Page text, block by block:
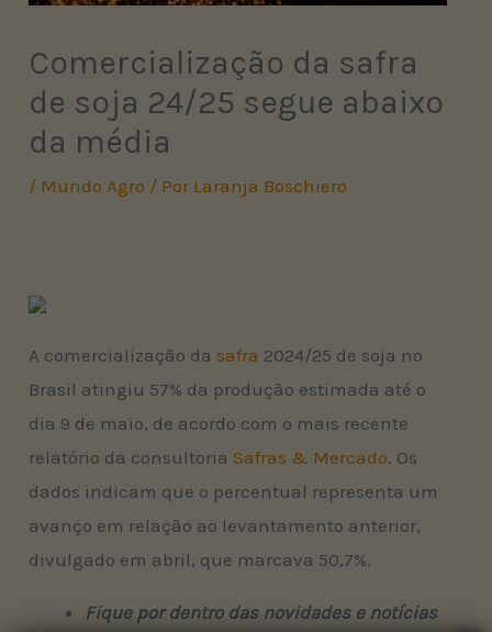
Comercialização da safra
de soja 24/25 segue abaixo
da média
/ Mundo Agro / Por Laranja Boschiero
A comercialização da safra 2024/25 de soja no
Brasil atingiu 57% da produção estimada até o
dia 9 de maio, de acordo com o mais recente
relatório da consultoria Safras & Mercado. Os
dados indicam que o percentual representa um
avanço em relação ao levantamento anterior,
divulgado em abril, que marcava 50,7%.
Fique por dentro das novidades e notícias